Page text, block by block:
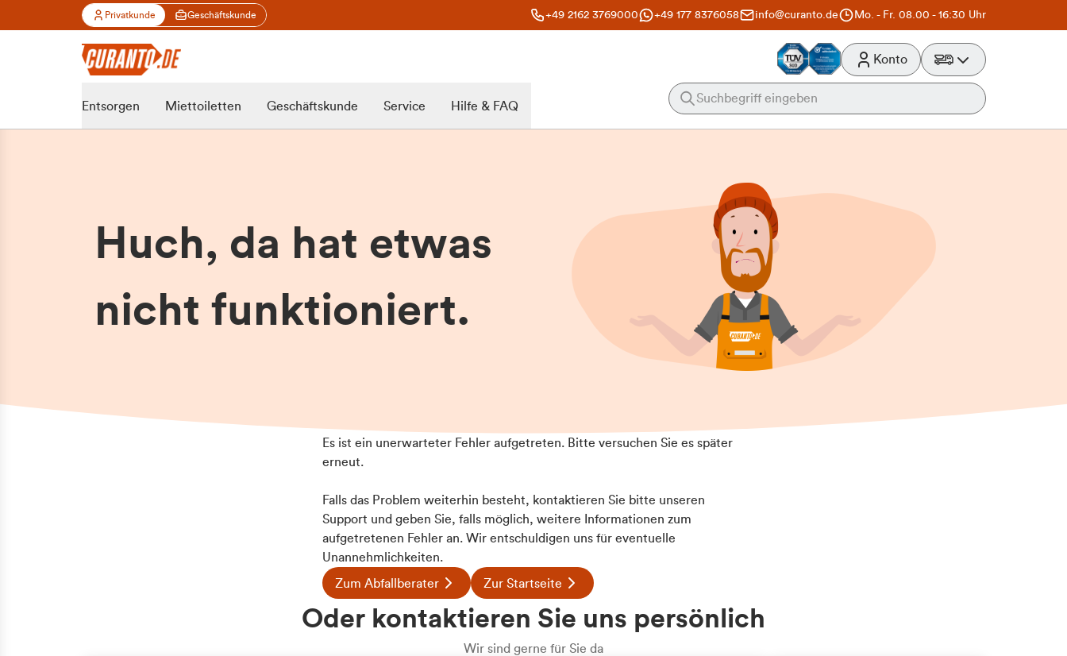
Privatkunde Geschäftskunde +49 2162 3769000 +49 177 8376058 info@curanto.de Mo. - Fr. 08.00 - 16:30 Uhr
Zu welcher
Kundengruppe
Konto
Entsorgen Miettoiletten Geschäftskunde Service Hilfe & FAQ
Huch, da hat etwas
nicht funktioniert.
Es ist ein unerwarteter Fehler aufgetreten. Bitte versuchen Sie es später
erneut.
Falls das Problem weiterhin besteht, kontaktieren Sie bitte unseren
Support und geben Sie, falls möglich, weitere Informationen zum
aufgetretenen Fehler an. Wir entschuldigen uns für eventuelle
Unannehmlichkeiten.
Zum Abfallberater Zur Startseite
Oder kontaktieren Sie uns persönlich
Wir sind gerne für Sie da